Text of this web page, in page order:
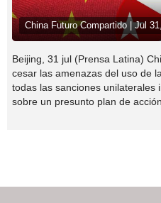
China Futuro Compartido | Jul
Beijing, 31 jul (Prensa Latina)
cesar las amenazas del uso de
todas las sanciones unilaterales
sobre un presunto plan de